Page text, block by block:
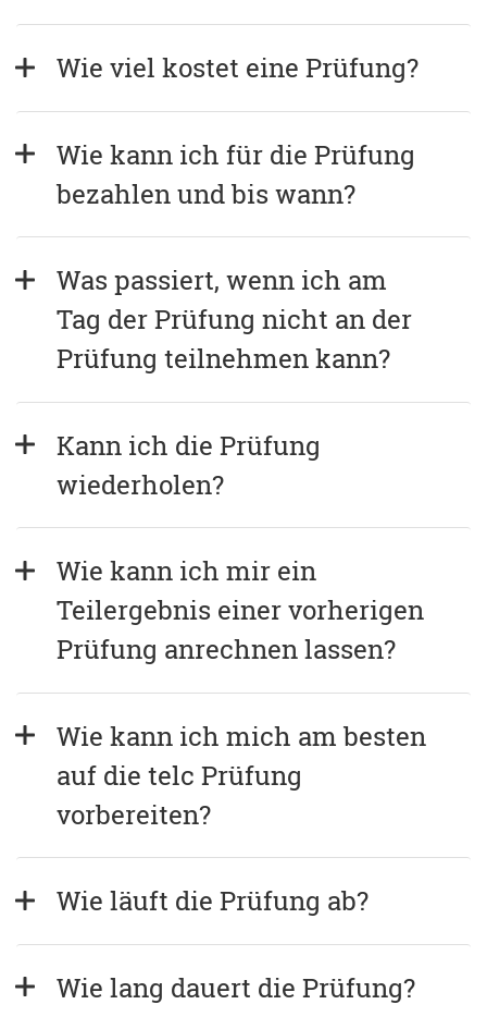
Wie viel kostet eine Prüfung?
Wie kann ich für die Prüfung
bezahlen und bis wann?
Was passiert, wenn ich am
Tag der Prüfung nicht an der
Prüfung teilnehmen kann?
Kann ich die Prüfung
wiederholen?
Wie kann ich mir ein
Teilergebnis einer vorherigen
Prüfung anrechnen lassen?
Wie kann ich mich am besten
auf die telc Prüfung
vorbereiten?
Wie läuft die Prüfung ab?
Wie lang dauert die Prüfung?